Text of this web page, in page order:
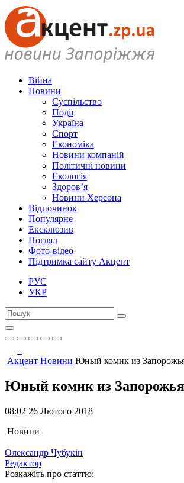
Війна
Новини
Суспільство
Події
Україна
Спорт
Економіка
Новини компаній
Політичні новини
Екологія
Здоров’я
Новини Херсона
Відпочинок
Популярне
Ексклюзив
Погляд
Фото-відео
Підтримка сайту Акцент
РУС
УКР
Акцент Новини Юный комик из
Юный комик из Запорожья
08:02 26 Лютого 2018
Новини
Олександр Чубукін
Редактор
Розкажіть про статтю: